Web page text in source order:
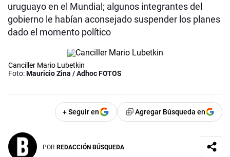
uruguayo en el Mundial; algunos integrantes del
gobierno le habían aconsejado suspender los planes
dado el momento político
Canciller Mario Lubetkin
Foto:Mauricio Zina / Adhoc FOTOS
+ Seguir en Agregar Búsqueda en
POR REDACCIÓN BÚSQUEDA